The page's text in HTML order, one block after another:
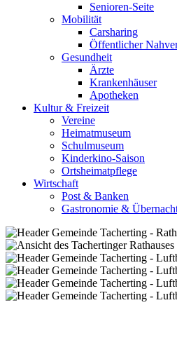
Senioren-Seite
Mobilität
Carsharing
Öffentlicher
Gesundheit
Ärzte
Krankenhäuser
Apotheken
Kultur & Freizeit
Vereine
Heimatmuseum
Schulmuseum
Kinderkino-Saison
Ortsheimatpflege
Wirtschaft
Post & Banken
Gastronomie &